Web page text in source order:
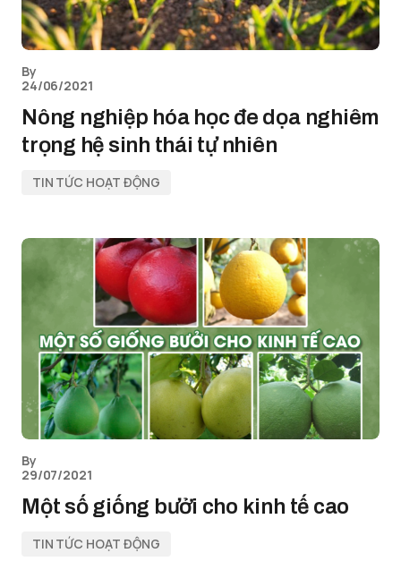
By
24/06/2021
Nông nghiệp hóa học đe dọa nghiêm
trọng hệ sinh thái tự nhiên
TIN TỨC HOẠT ĐỘNG
By
29/07/2021
Một số giống bưởi cho kinh tế cao
TIN TỨC HOẠT ĐỘNG